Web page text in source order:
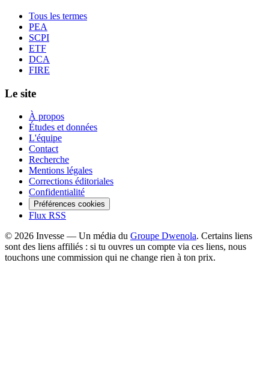
Tous les termes
PEA
SCPI
ETF
DCA
FIRE
Le site
À propos
Études et données
L'équipe
Contact
Recherche
Mentions légales
Corrections éditoriales
Confidentialité
Préférences cookies
Flux RSS
© 2026 Invesse — Un média du Groupe Dwenola. Certains liens
sont des liens affiliés : si tu ouvres un compte via ces liens, nous
touchons une commission qui ne change rien à ton prix.